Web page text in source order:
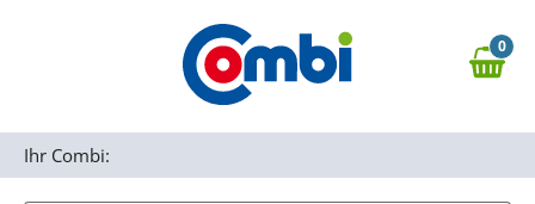
Zur Navigation springen
0,00 €
0
Ihr Combi: